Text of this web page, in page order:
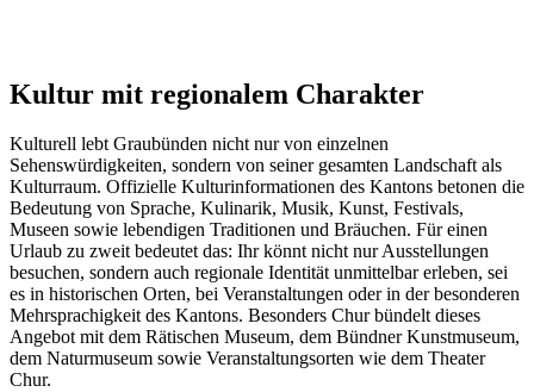
Kultur mit regionalem Charakter
Kulturell lebt Graubünden nicht nur von einzelnen
Sehenswürdigkeiten, sondern von seiner gesamten Landschaft als
Kulturraum. Offizielle Kulturinformationen des Kantons betonen die
Bedeutung von Sprache, Kulinarik, Musik, Kunst, Festivals,
Museen sowie lebendigen Traditionen und Bräuchen. Für einen
Urlaub zu zweit bedeutet das: Ihr könnt nicht nur Ausstellungen
besuchen, sondern auch regionale Identität unmittelbar erleben, sei
es in historischen Orten, bei Veranstaltungen oder in der besonderen
Mehrsprachigkeit des Kantons. Besonders Chur bündelt dieses
Angebot mit dem Rätischen Museum, dem Bündner Kunstmuseum,
dem Naturmuseum sowie Veranstaltungsorten wie dem Theater
Chur.